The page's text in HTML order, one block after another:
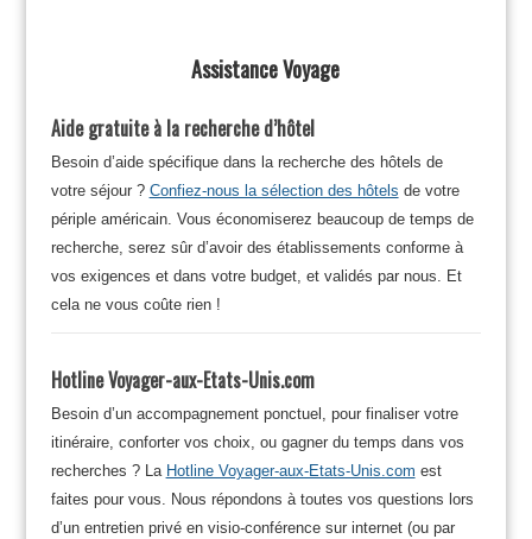
Assistance Voyage
Aide gratuite à la recherche d’hôtel
Besoin d’aide spécifique dans la recherche des hôtels de
votre séjour ? Confiez-nous la sélection des hôtels de votre
périple américain. Vous économiserez beaucoup de temps de
recherche, serez sûr d’avoir des établissements conforme à
vos exigences et dans votre budget, et validés par nous. Et
cela ne vous coûte rien !
Hotline Voyager-aux-Etats-Unis.com
Besoin d’un accompagnement ponctuel, pour finaliser votre
itinéraire, conforter vos choix, ou gagner du temps dans vos
recherches ? La Hotline Voyager-aux-Etats-Unis.com est
faites pour vous. Nous répondons à toutes vos questions lors
d’un entretien privé en visio-conférence sur internet (ou par